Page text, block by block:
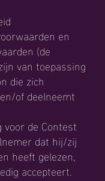
en
(de
van toepassing
die zich
of deelneemt
de Contest
dat hij/zij
heeft gelezen,
accepteert.